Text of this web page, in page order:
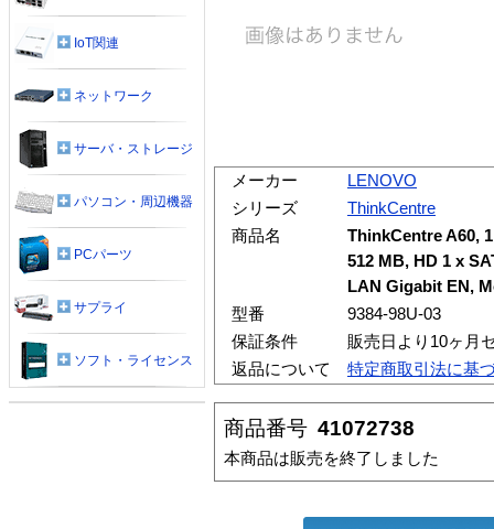
メーカー
LENOVO
シリーズ
ThinkCentre
商品名
ThinkCentre A60,
512 MB, HD 1 x
LAN Gigabit EN,
型番
9384-98U-03
保証条件
販売日より10ヶ月
返品について
特定商取引法に基
商品番号 41072738
本商品は販売を終了しました
IoT関連
ネットワーク
サーバ・ストレージ
パソコン・周辺機器
PCパーツ
サプライ
ソフト・ライセンス